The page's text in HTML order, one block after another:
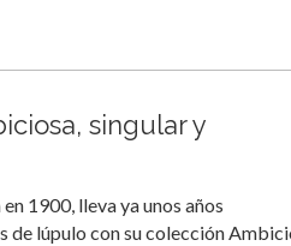
singular y
1900, lleva ya unos años
lúpulo con su colección